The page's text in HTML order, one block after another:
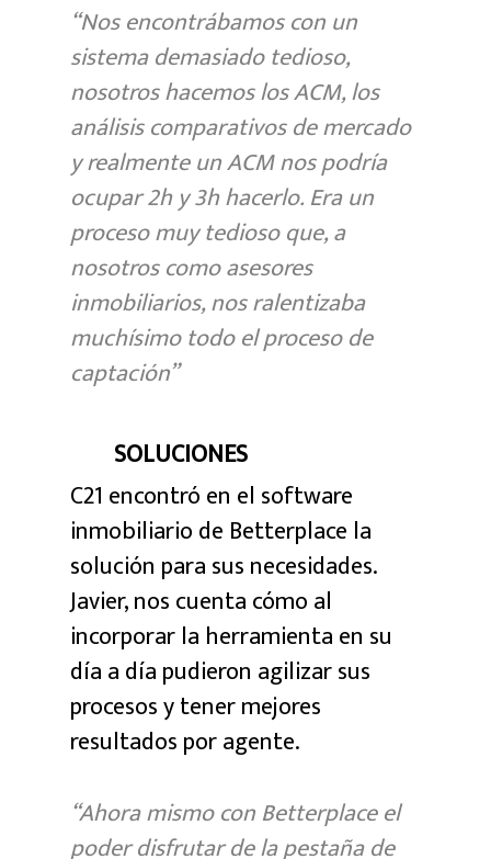
“Nos encontrábamos con un
sistema demasiado tedioso,
nosotros hacemos los ACM, los
análisis comparativos de mercado
y realmente un ACM nos podría
ocupar 2h y 3h hacerlo. Era un
proceso muy tedioso que, a
nosotros como asesores
inmobiliarios, nos ralentizaba
muchísimo todo el proceso de
captación”
SOLUCIONES
C21 encontró en el software
inmobiliario de Betterplace la
solución para sus necesidades.
Javier, nos cuenta cómo al
incorporar la herramienta en su
día a día pudieron agilizar sus
procesos y tener mejores
resultados por agente.
“Ahora mismo con Betterplace el
poder disfrutar de la pestaña de